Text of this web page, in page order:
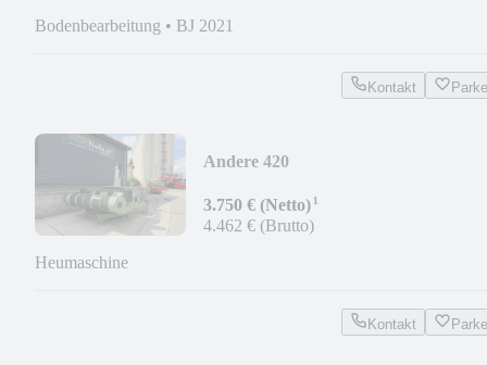
Bodenbearbeitung • BJ 2021
Kontakt
Andere 420
3.750 € (Netto)¹
4.462 € (Brutto)
Heumaschine
Kontakt